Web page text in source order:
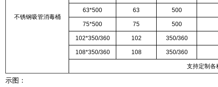
不锈钢吸管消毒桶
63*500 63 500
75*500 75 500
102*350/360 102 350/360
108*350/360 108 350/360
支持定制各
示图：